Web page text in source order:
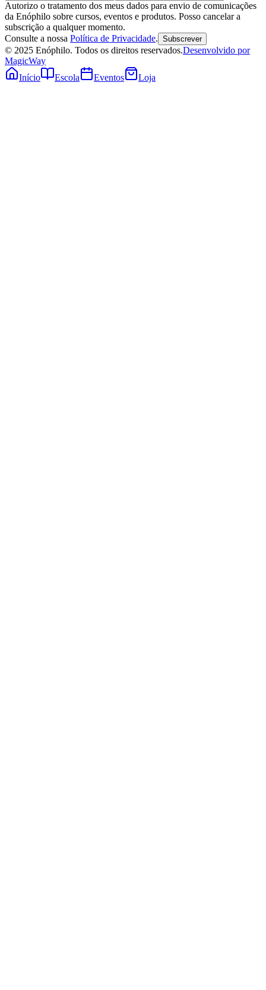
Autorizo o tratamento dos meus dados para envio de comunicações
da Enóphilo sobre cursos, eventos e produtos. Posso cancelar a
subscrição a qualquer momento.
Consulte a nossa Política de Privacidade. Subscrever
© 2025 Enóphilo. Todos os direitos reservados.Desenvolvido por
MagicWay
Início
Escola Eventos Loja